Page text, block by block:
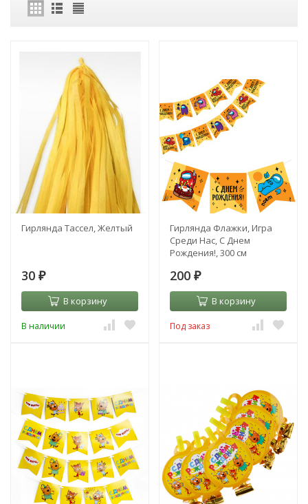
Гирлянда Тассел, Желтый
30 ₽
В корзину
В наличии
Гирлянда Флажки, Игра
Среди Нас, С Днем
Рождения!, 300 см
200 ₽
В корзину
Под заказ